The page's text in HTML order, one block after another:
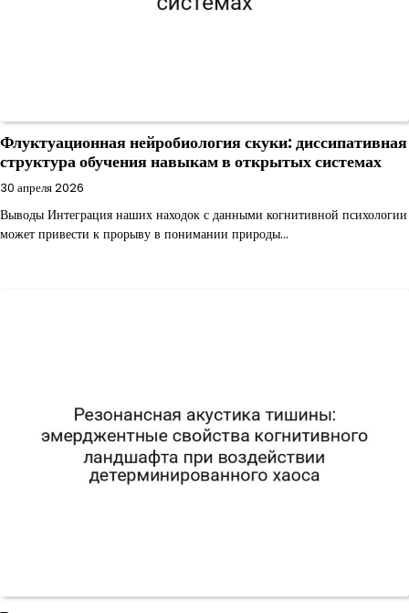
Флуктуационная нейробиология скуки: диссипативная
структура обучения навыкам в открытых системах
30 апреля 2026
Выводы Интеграция наших находок с данными когнитивной психологии
может привести к прорыву в понимании природы…